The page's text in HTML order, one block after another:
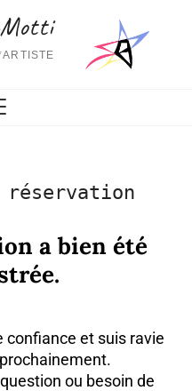
réservation
a bien été
confiance et suis ravie
ou besoin de